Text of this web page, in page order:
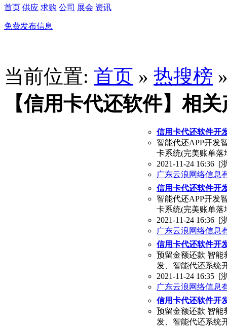
首页 供应 求购 公司 展会 资讯
免费发布信息
当前位置: 首页 » 热搜榜
【信用卡代还软件】相
信用卡代还软件开
智能代还APP开发
卡系统(完美账单落
2021-11-24 16:36 [
广东云浪网络信息
信用卡代还软件开
智能代还APP开发
卡系统(完美账单落
2021-11-24 16:36 [
广东云浪网络信息
信用卡代还软件开
预留金额还款 智能
发、智能代还系统
2021-11-24 16:35 [
广东云浪网络信息
信用卡代还软件开
预留金额还款 智能
发、智能代还系统